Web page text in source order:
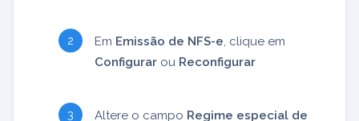
Em Emissão de NFS-e, clique em
Configurar ou Reconfigurar
Altere o campo Regime especial de